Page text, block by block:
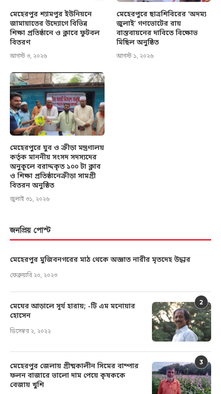
মেহেরপুর শ্যামপুর ইউনিয়নে
জামায়াতের উদ্যোগে বিভিন্ন
শিক্ষা প্রতিষ্ঠানে ও ক্লাবে ফুটবল
বিতরণ
আগস্ট ৩, ২০২৬
মেহেরপুরে ছাত্রশিবিরের ‘অদম্য
জুলাই’ গণভোটের রায়
বাস্তবায়নের দাবিতে বিক্ষোভ
মিছিল অনুষ্ঠিত
আগস্ট ১, ২০২৬
মেহেরপুরে যুব ও ক্রীড়া মন্ত্রণালয়
কর্তৃক মাননীয় সংসদ সদস্যদের
অনুকূলে বরাদ্দকৃত ১০০ টা ক্লাব
ও শিক্ষা প্রতিষ্ঠানেক্রীড়া সামগ্রী
বিতরন অনুষ্ঠিত
জুলাই ৩১, ২০২৬
জনপ্রিয় পোস্ট
মেহেরপুর মুজিবনগরের মাঠ থেকে অজ্ঞাত নারীর মৃতদেহ উদ্ধার
ফেব্রুয়ারি ২০, ২০২৩
2
মেঘের আড়ালে সূর্য হারায়; -টি এম মনোয়ার
হোসেন
ডিসেম্বর ২, ২০২২
3
মেহেরপুর জেলায় গ্রীষ্মকালীন সিমের বাম্পার
ফলন বাজারে ভালো দাম পেয়ে কৃষককে
বেজায় খুশি